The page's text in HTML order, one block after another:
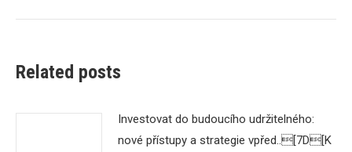
Related posts
Investovat do budoucího udržitelného:
nové přístupy a strategie vpřed..[7D[K